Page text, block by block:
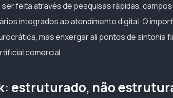
feita através de pesquisas rápidas,
integrados ao atendimento digital. O
mas enxergar ali pontos de sintonia
comercial.
estruturado, não